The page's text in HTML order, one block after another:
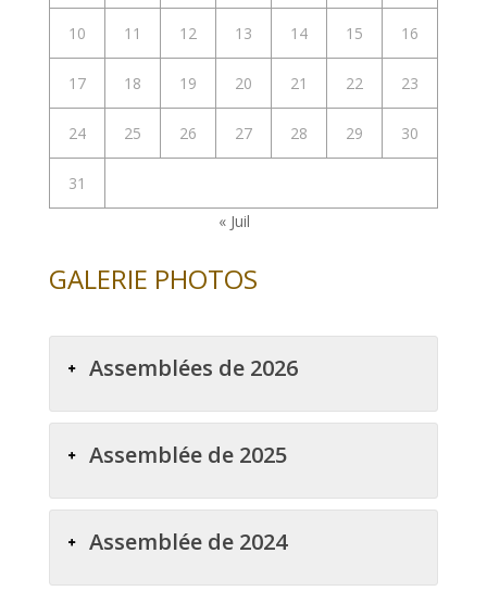
10 11 12 13 14 15 16
17 18 19 20 21 22 23
24 25 26 27 28 29 30
31
« Juil
GALERIE PHOTOS
Assemblées de 2026
Assemblée de 2025
Assemblée de 2024